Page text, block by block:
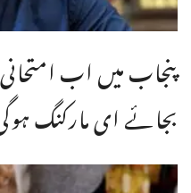
پنجاب میں اب
بجائے ای مارکنگ